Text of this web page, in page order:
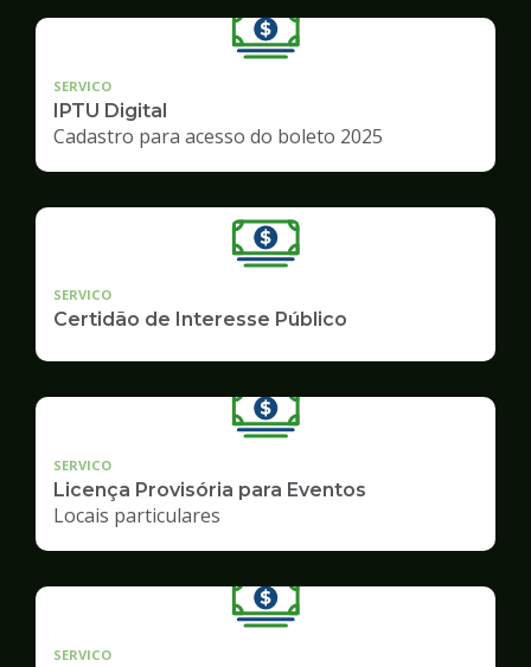
SERVICO
IPTU Digital
Cadastro para acesso do boleto 2025
SERVICO
Certidão de Interesse Público
SERVICO
Licença Provisória para Eventos
Locais particulares
SERVICO